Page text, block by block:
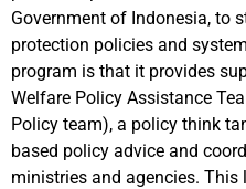
Government of Indonesia, to
protection policies and
program is that it provides
Welfare Policy Assistance
Policy team), a policy think
based policy advice and
ministries and agencies.